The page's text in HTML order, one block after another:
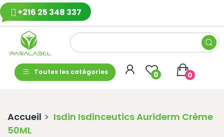
+216 25 348 337
Toutes les catégories 0 0
Accueil
Isdin Isdinceutics Auriderm Crème
50ML